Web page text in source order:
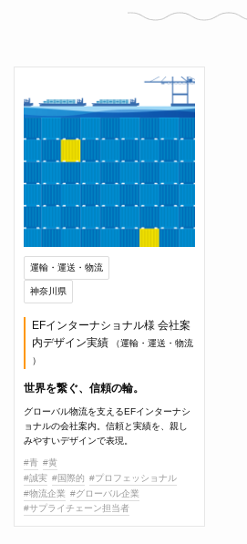
運輸・運送・物流
神奈川県
EFインターナショナル様 会社案
内デザイン実績
（運輸・運送・物流
）
世界を繋ぐ、信頼の輪。
グローバル物流を支えるEFインターナシ
ョナルの会社案内。信頼と実績を、親し
みやすいデザインで表現。
#青 #黄
#誠実 #国際的 #プロフェッショナル
#物流企業 #グローバル企業
#サプライチェーン担当者